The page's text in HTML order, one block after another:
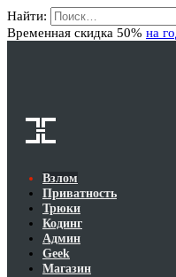
Найти:
Временная скидка 50% на
Взлом
Приватность
Трюки
Кодинг
Админ
Geek
Магазин